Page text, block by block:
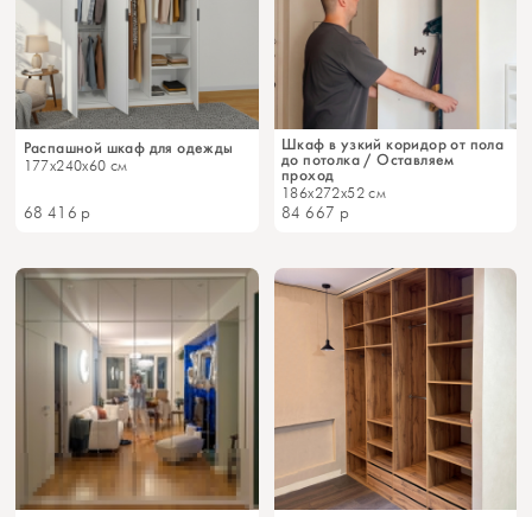
Распашной шкаф для одежды
177x240x60 см
68 416 р
Шкаф в узкий коридор от пола
до потолка / Оставляем
проход
186x272x52 см
84 667 р